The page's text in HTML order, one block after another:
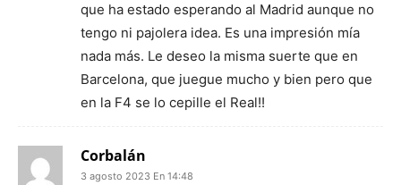
que ha estado esperando al Madrid aunque no
tengo ni pajolera idea. Es una impresión mía
nada más. Le deseo la misma suerte que en
Barcelona, que juegue mucho y bien pero que
en la F4 se lo cepille el Real!!
Corbalán
3 agosto 2023 En 14:48